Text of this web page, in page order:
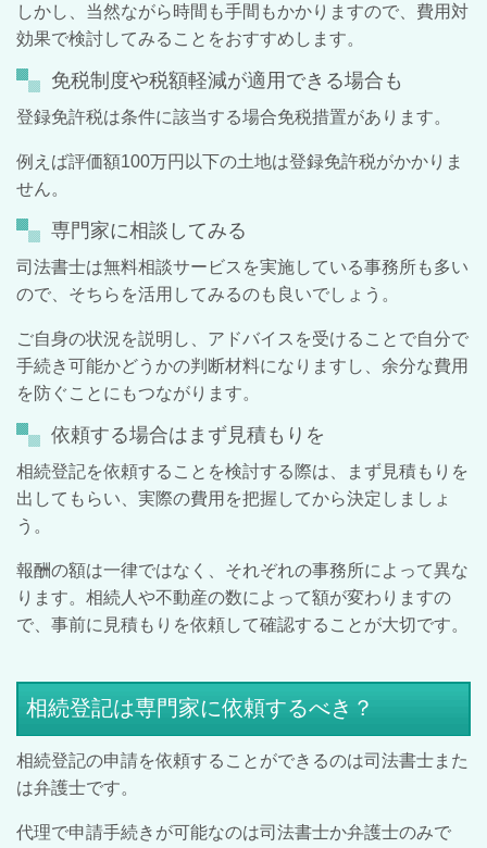
しかし、当然ながら時間も手間もかかりますので、費用対
効果で検討してみることをおすすめします。
免税制度や税額軽減が適用できる場合も
登録免許税は条件に該当する場合免税措置があります。
例えば評価額100万円以下の土地は登録免許税がかかりま
せん。
専門家に相談してみる
司法書士は無料相談サービスを実施している事務所も多い
ので、そちらを活用してみるのも良いでしょう。
ご自身の状況を説明し、アドバイスを受けることで自分で
手続き可能かどうかの判断材料になりますし、余分な費用
を防ぐことにもつながります。
依頼する場合はまず見積もりを
相続登記を依頼することを検討する際は、まず見積もりを
出してもらい、実際の費用を把握してから決定しましょ
う。
報酬の額は一律ではなく、それぞれの事務所によって異な
ります。相続人や不動産の数によって額が変わりますの
で、事前に見積もりを依頼して確認することが大切です。
相続登記は専門家に依頼するべき？
相続登記の申請を依頼することができるのは司法書士また
は弁護士です。
代理で申請手続きが可能なのは司法書士か弁護士のみで